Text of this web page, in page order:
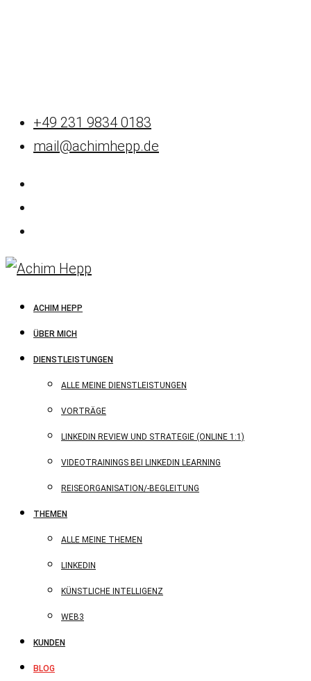
+49 231 9834 0183
mail@achimhepp.de
ACHIM HEPP
ÜBER MICH
DIENSTLEISTUNGEN
ALLE MEINE DIENSTLEISTUNGEN
VORTRÄGE
LINKEDIN REVIEW UND STRATEGIE (ONLINE 1:1)
VIDEOTRAININGS BEI LINKEDIN LEARNING
REISEORGANISATION/-BEGLEITUNG
THEMEN
ALLE MEINE THEMEN
LINKEDIN
KÜNSTLICHE INTELLIGENZ
WEB3
KUNDEN
BLOG